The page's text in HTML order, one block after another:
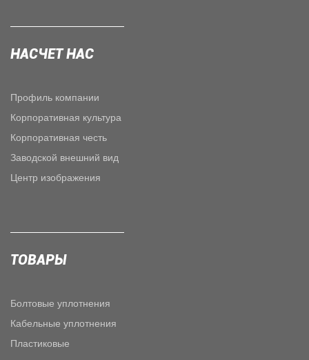
НАСЧЕТ НАС
Профиль компании
Корпоративная культура
Корпоративная честь
Заводской внешний вид
Центр изображения
ТОВАРЫ
Болтовые уплотнения
Кабельные уплотнения
Пластиковые